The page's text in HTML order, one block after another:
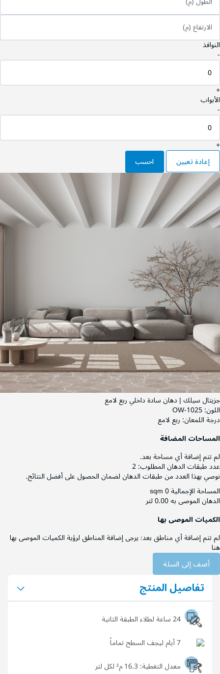
الارتفاع (م)
النوافذ
-
+
الأبواب
-
+
إعادة تعيين
احسب
جزيتال سيلك | دهان سادة داخلي ربع لامع
اللون:OW-1025
درجة اللمعان: ربع لامع
المساحات المضافة
لم تتم إضافة أي مساحة بعد.
عدد طبقات الدهان المطلوب:2
نوصي بهذا العدد من طبقات الدهان لضمان الحصول على أفضل النتائج.
المساحة الإجمالية0 sqm
الدهان الموصى به0.00 لتر
الكميات الموصى بها
لم تتم إضافة أي مناطق بعد؛ يرجى إضافة المناطق لرؤية الكميات الموصى بها
هنا
أضف إلى السلة
تفاصيل المنتج
24 ساعة لطلاء الطبقة الثانية
7 أيام ليجف السطح تماماً
معدل التغطية: